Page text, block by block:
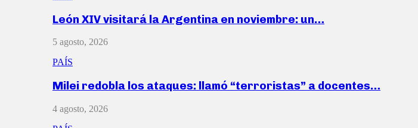
León XIV visitará la Argentina en noviembre: un…
5 agosto, 2026
PAÍS
Milei redobla los ataques: llamó “terroristas” a docentes…
4 agosto, 2026